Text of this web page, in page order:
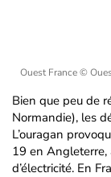
Ouest France©
Bien que peu de
Normandie), les
L’ouragan
19 en Angleterre,
d’électricité. En